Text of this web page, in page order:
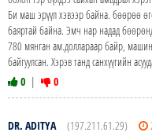
Би маш эрүүл хэвээр байна. бөөрөө
баяртай байна. Эмч нар надад
780 мянган ам.доллараар байр,
байгуулсан. Хэрэв танд санхүүгийн
0 | 0
DR. ADITYA (197.211.61.29)